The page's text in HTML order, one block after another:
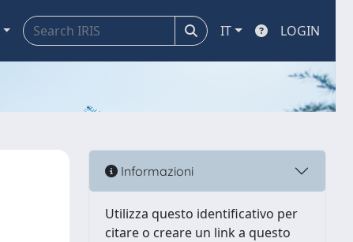
IT LOGIN
Informazioni
Utilizza questo identificativo per
citare o creare un link a questo